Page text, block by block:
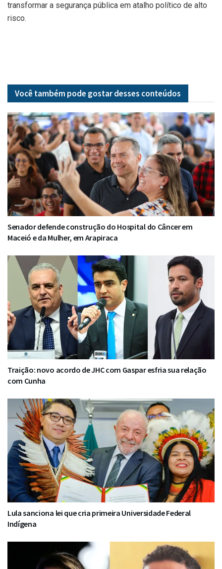
transformar a segurança pública em atalho político de alto
risco.
Você também pode gostar desses conteúdos
Senador defende construção do Hospital do Câncer em
Maceió e da Mulher, em Arapiraca
Traição: novo acordo de JHC com Gaspar esfria sua relação
com Cunha
Lula sanciona lei que cria primeira Universidade Federal
Indígena